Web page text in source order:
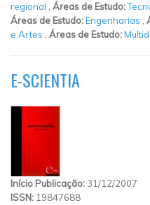
regional
Áreas de Estudo:
Áreas de Estudo:Engenharias
e Artes
Áreas de Estudo:
E-SCIENTIA
Início Publicação: 31/12/2007
ISSN: 19847688